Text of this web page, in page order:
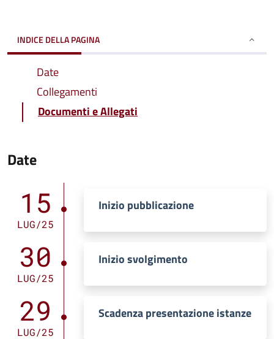
INDICE DELLA PAGINA
Date
Collegamenti
Documenti e Allegati
Date
15
LUG/25
Inizio pubblicazione
30
LUG/25
Inizio svolgimento
29
LUG/25
Scadenza presentazione istanze